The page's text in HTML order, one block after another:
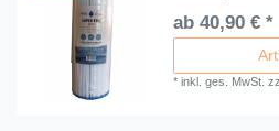
ab 40,90 € *
*inkl. ges. MwSt.